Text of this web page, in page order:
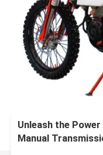
Unleash the
Manual